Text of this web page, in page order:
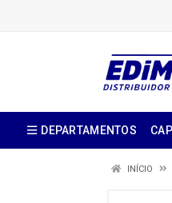
DEPARTAMENTOS
INÍCIO